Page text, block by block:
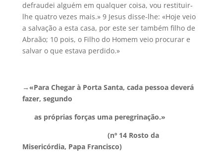
defraudei alguém em qualquer coisa, vou restituir-
lhe quatro vezes mais.» 9 Jesus disse-lhe: «Hoje veio
a salvação a esta casa, por este ser também filho de
Abraão; 10 pois, o Filho do Homem veio procurar e
salvar o que estava perdido.»
→«Para Chegar à Porta Santa, cada pessoa deverá
fazer, segundo
as próprias forças uma peregrinação.»
(nº 14 Rosto da
Misericórdia, Papa Francisco)